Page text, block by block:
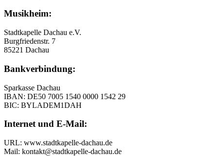
Musikheim:
Stadtkapelle Dachau e.V.
Burgfriedenstr. 7
85221 Dachau
Bankverbindung:
Sparkasse Dachau
IBAN: DE50 7005 1540 0000 1542 29
BIC: BYLADEM1DAH
Internet und E-Mail:
URL: www.stadtkapelle-dachau.de
Mail: kontakt@stadtkapelle-dachau.de